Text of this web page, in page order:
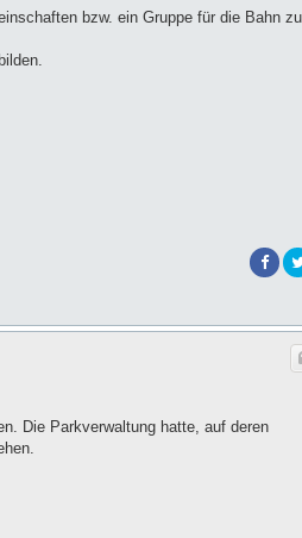
bzw. ein Gruppe für die Bahn zu
Die Parkverwaltung hatte, auf deren